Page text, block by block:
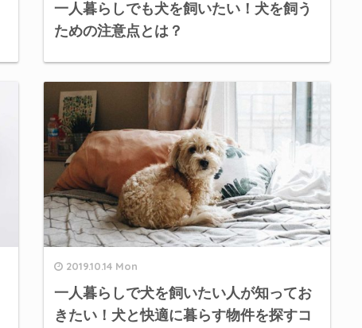
一人暮らしでも犬を飼いたい！犬を飼う
ための注意点とは？
2019.10.14 Mon
一人暮らしで犬を飼いたい人が知ってお
きたい！犬と快適に暮らす物件を探すコ